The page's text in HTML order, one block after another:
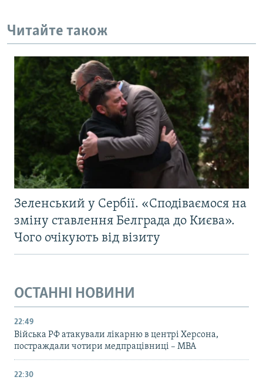
Читайте також
Зеленський у Сербії. «Сподіваємося на
зміну ставлення Белграда до Києва».
Чого очікують від візиту
ОСТАННІ НОВИНИ
22:49
Війська РФ атакували лікарню в центрі Херсона,
постраждали чотири медпрацівниці – МВА
22:30